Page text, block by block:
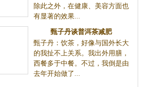
除此之外，在健康、美容方面也
有显著的效果...
甄子丹谈普洱茶减肥
甄子丹：饮茶，好像与国外长大
的我扯不上关系。我出外用膳，
西餐多于中餐。不过，我倒是由
去年开始做了...